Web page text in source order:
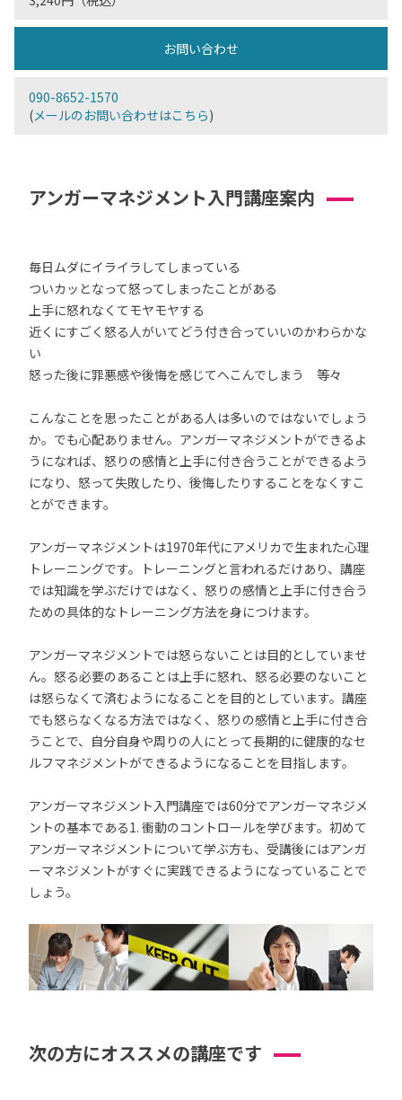
お問い合わせ
090-8652-1570
(メールのお問い合わせはこちら)
アンガーマネジメント入門講座案内
毎日ムダにイライラしてしまっている
ついカッとなって怒ってしまったことがある
上手に怒れなくてモヤモヤする
近くにすごく怒る人がいてどう付き合っていいのかわらかな
い
怒った後に罪悪感や後悔を感じてへこんでしまう 等々
こんなことを思ったことがある人は多いのではないでしょう
か。でも心配ありません。アンガーマネジメントができるよ
うになれば、怒りの感情と上手に付き合うことができるよう
になり、怒って失敗したり、後悔したりすることをなくすこ
とができます。
アンガーマネジメントは1970年代にアメリカで生まれた心理
トレーニングです。トレーニングと言われるだけあり、講座
では知識を学ぶだけではなく、怒りの感情と上手に付き合う
ための具体的なトレーニング方法を身につけます。
アンガーマネジメントでは怒らないことは目的としていませ
ん。怒る必要のあることは上手に怒れ、怒る必要のないこと
は怒らなくて済むようになることを目的としています。講座
でも怒らなくなる方法ではなく、怒りの感情と上手に付き合
うことで、自分自身や周りの人にとって長期的に健康的なセ
ルフマネジメントができるようになることを目指します。
アンガーマネジメント入門講座では60分でアンガーマネジメ
ントの基本である1. 衝動のコントロールを学びます。初めて
アンガーマネジメントについて学ぶ方も、受講後にはアンガ
ーマネジメントがすぐに実践できるようになっていることで
しょう。
次の方にオススメの講座です